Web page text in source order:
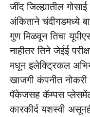
जींद जिल्ह्यातील
अंकिताने चंदीगडमध्ये
गुण मिळवून तिचा
नाहीतर तिने जेईई
मधून इलेक्ट्रिकल
खाजगी कंपनीत
पॅकेजसह कॅम्पस प्लेसमेंट
कारकीर्द यशस्वी